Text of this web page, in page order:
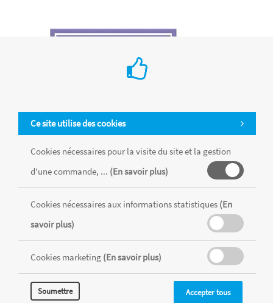
Pochoir maquillage « dragon »
€ 7.39
Grim'tout
Ce site utilise des cookies
Cookies nécessaires pour la visite du site et la gestion
d'une commande, ... (En savoir plus)
Cookies nécessaires aux informations statistiques (En
savoir plus)
Cookies marketing (En savoir plus)
Soumettre Accepter tous